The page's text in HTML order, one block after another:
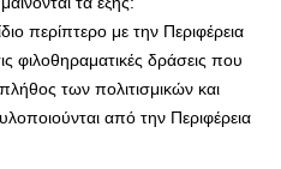
περίπτερο με την Περιφέρεια
φιλοθηραματικές δράσεις που
των πολιτισμικών και
από την Περιφέρεια